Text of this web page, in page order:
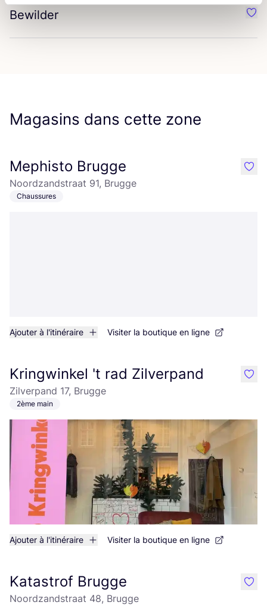
Bewilder
Magasins dans cette zone
Mephisto Brugge
Noordzandstraat 91, Brugge
Chaussures
Ajouter à l'itinéraire Visiter la boutique en ligne
like
Kringwinkel 't rad Zilverpand
Zilverpand 17, Brugge
2ème main
Ajouter à l'itinéraire Visiter la boutique en ligne
like
Katastrof Brugge
Noordzandstraat 48, Brugge
like